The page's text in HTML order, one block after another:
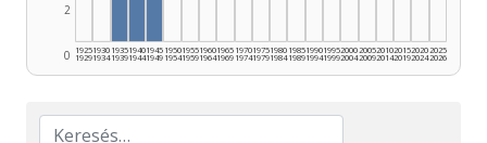
0
2
1925
1929
1930
1934
1935
1939
1940
1944
1945
1949
1950
1954
1955
1959
1960
1964
1965
1969
1970
1974
1975
1979
1980
1984
1985
1989
1990
1994
1995
1999
2000
2004
2005
2009
2010
2014
2015
2019
2020
2024
2025
2026